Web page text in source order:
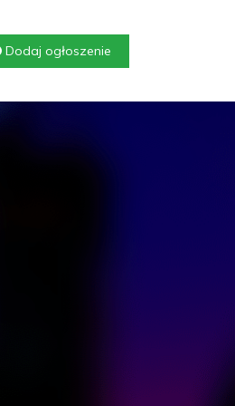
Dodaj ogłoszenie